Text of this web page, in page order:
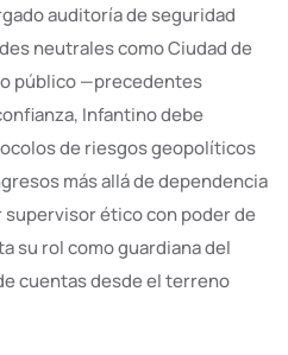
auditoría de seguridad
neutrales como Ciudad de
público —precedentes
Infantino debe
de riesgos geopolíticos
más allá de dependencia
ético con poder de
su rol como guardiana del
cuentas desde el terreno